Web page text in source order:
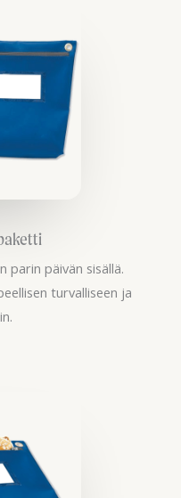
parin päivän sisällä.
turvalliseen ja